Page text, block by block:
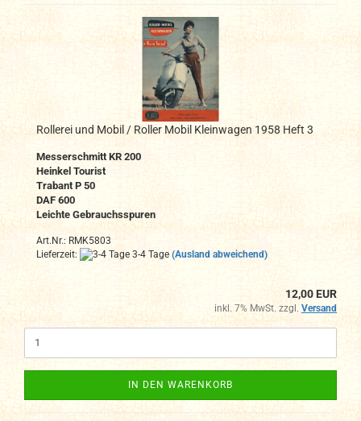
Rollerei und Mobil / Roller Mobil Kleinwagen 1958 Heft 3
Messerschmitt KR 200
Heinkel Tourist
Trabant P 50
DAF 600
Leichte Gebrauchsspuren
Art.Nr.: RMK5803
Lieferzeit:
3-4 Tage (Ausland abweichend)
12,00 EUR
inkl. 7% MwSt. zzgl. Versand
IN DEN WARENKORB